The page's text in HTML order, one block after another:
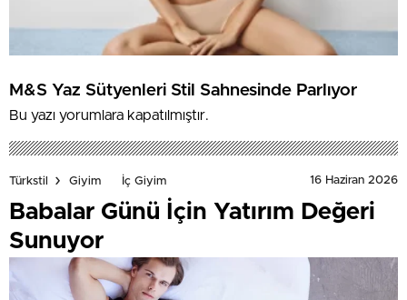
M&S Yaz Sütyenleri Stil Sahnesinde Parlıyor
Bu yazı yorumlara kapatılmıştır.
Türkstil Giyim İç Giyim 16 Haziran 2026
Babalar Günü İçin Yatırım Değeri
Sunuyor